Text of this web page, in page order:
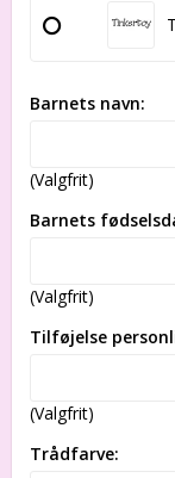
Barnets navn:
(Valgfrit)
Barnets
(Valgfrit)
Tilføjelse
(Valgfrit)
Trådfarve: